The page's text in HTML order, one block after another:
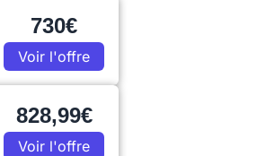
730€
Voir l'offre
828,99€
Voir l'offre